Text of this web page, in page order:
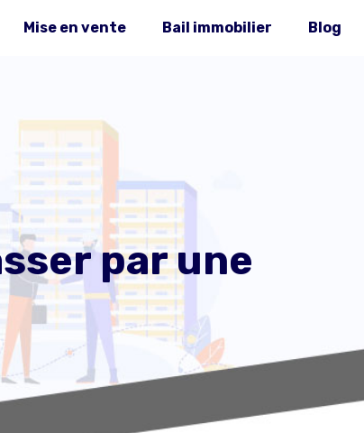
Mise en vente Bail immobilier Blog
par une